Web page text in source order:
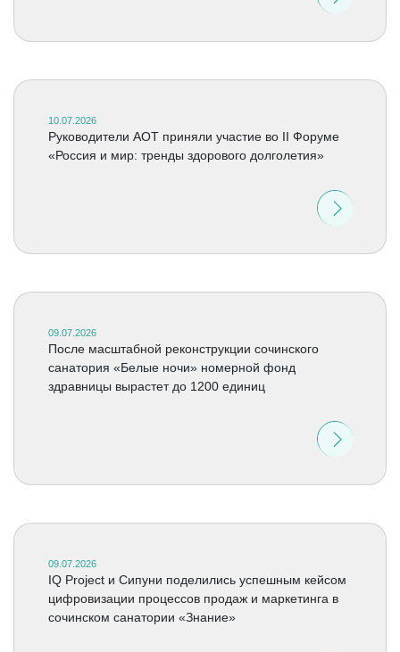
10.07.2026
Руководители АОТ приняли участие во II Форуме
«Россия и мир: тренды здорового долголетия»
09.07.2026
После масштабной реконструкции сочинского
санатория «Белые ночи» номерной фонд
здравницы вырастет до 1200 единиц
09.07.2026
IQ Project и Сипуни поделились успешным кейсом
цифровизации процессов продаж и маркетинга в
сочинском санатории «Знание»